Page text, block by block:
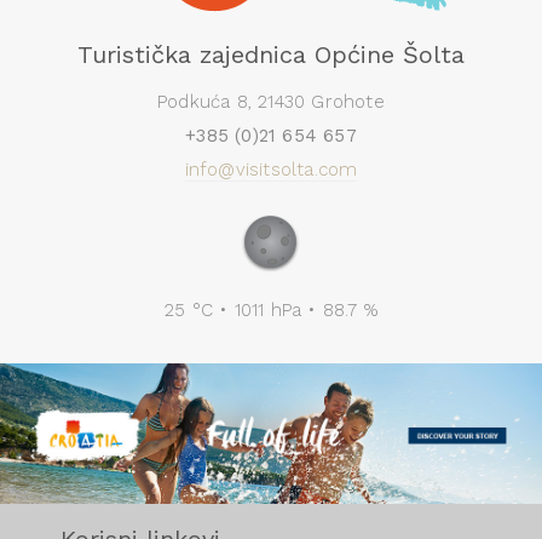
Turistička zajednica Općine Šolta
Podkuća 8, 21430 Grohote
+385 (0)21 654 657
info@visitsolta.com
25 °C • 1011 hPa • 88.7 %